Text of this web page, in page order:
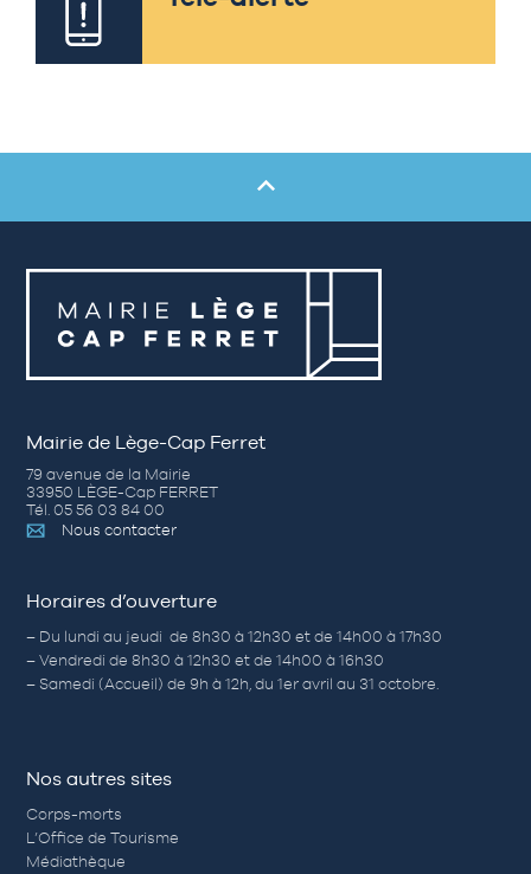
Mairie de Lège-Cap Ferret
79 avenue de la Mairie
33950 LÈGE-Cap FERRET
Tél. 05 56 03 84 00
Nous contacter
Horaires d’ouverture
– Du lundi au jeudi de 8h30 à 12h30 et de 14h00 à 17h30
– Vendredi de 8h30 à 12h30 et de 14h00 à 16h30
– Samedi (Accueil) de 9h à 12h, du 1er avril au 31 octobre.
Nos autres sites
Corps-morts
L’Office de Tourisme
Médiathèque